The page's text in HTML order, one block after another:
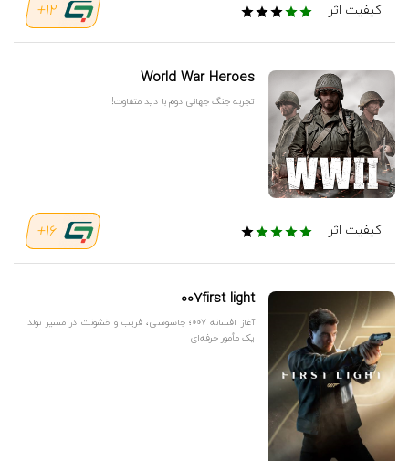
کیفیت اثر 12+
World War Heroes
تجربه جنگ جهانی دوم با دید متفاوت!
کیفیت اثر 16+
۰۰۷first light
آغاز افسانه ۰۰۷؛ جاسوسی، فریب و خشونت در مسیر تولد
یک مأمور حرفه‌ای